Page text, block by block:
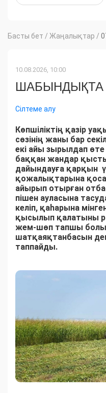
Басты бет / Жаңалықтар /
10.08.2026, 10:00
Сілтеме алу
Көпшіліктің қазір
сөзінің жаны бар
екі айы зырылдап
баққан жандар
дайындауға қарқын
қожалықтарына
айырып отырған
пішен ауласына
келіп, қаһарына
қысылып қалатыны
жем-шөп тапшы
шатқаяқтанбасын
таппайды.